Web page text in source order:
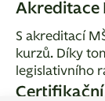
Akreditace
S akreditací
kurzů. Díky
legislativního
Certifikační